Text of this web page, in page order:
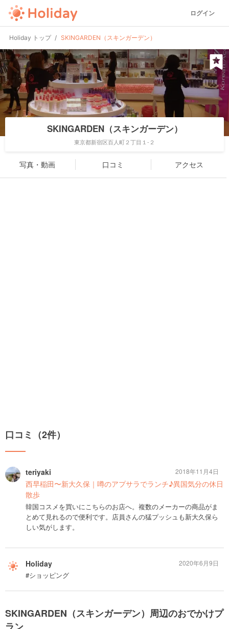
ログイン
Holiday トップ SKINGARDEN（スキンガーデン）
SKINGARDEN（スキンガーデン）
東京都新宿区百人町２丁目１-２
写真・動画 口コミ アクセス
口コミ（2件）
teriyaki
西早稲田〜新大久保｜噂のアプサラでランチ♪異国気分の休日
散歩
韓国コスメを買いにこちらのお店へ。複数のメーカーの商品がま
とめて見れるので便利です。店員さんの猛プッシュも新大久保ら
しい気がします。
2018年11月4日
Holiday
#ショッピング
2020年6月9日
SKINGARDEN（スキンガーデン）周辺のおでかけプ
ラン